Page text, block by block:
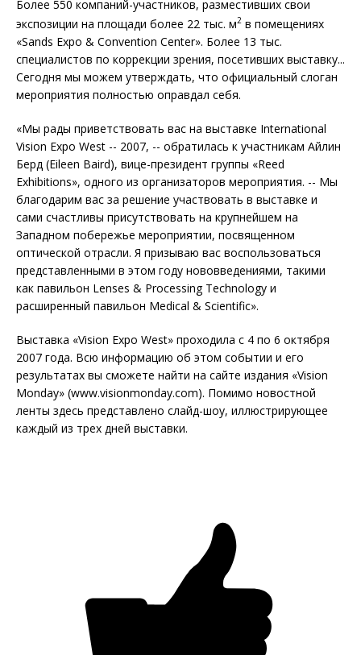
Более 550 компаний-участников, разместивших свои
экспозиции на площади более 22 тыс. м2 в помещениях
«Sands Expo & Convention Center». Более 13 тыс.
специалистов по коррекции зрения, посетивших выставку...
Сегодня мы можем утверждать, что официальный слоган
мероприятия полностью оправдал себя.
«Мы рады приветствовать вас на выставке International
Vision Expo West -- 2007, -- обратилась к участникам Айлин
Берд (Eileen Baird), вице-президент группы «Reed
Exhibitions», одного из организаторов мероприятия. -- Мы
благодарим вас за решение участвовать в выставке и
сами счастливы присутствовать на крупнейшем на
Западном побережье мероприятии, посвященном
оптической отрасли. Я призываю вас воспользоваться
представленными в этом году нововведениями, такими
как павильон Lenses & Processing Technology и
расширенный павильон Medical & Scientific».
Выставка «Vision Expo West» проходила с 4 по 6 октября
2007 года. Всю информацию об этом событии и его
результатах вы сможете найти на сайте издания «Vision
Monday» (www.visionmonday.com). Помимо новостной
ленты здесь представлено слайд-шоу, иллюстрирующее
каждый из трех дней выставки.